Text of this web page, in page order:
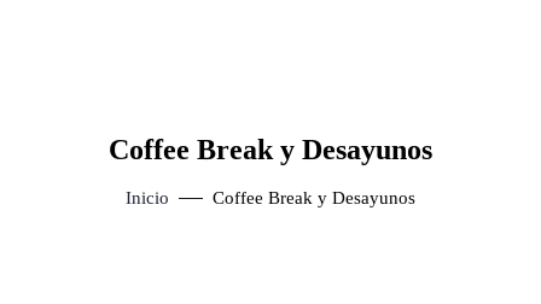
Coffee Break y Desayunos
Inicio Coffee Break y Desayunos